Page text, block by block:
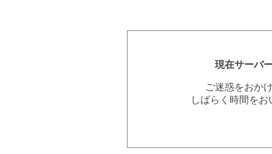
現在サーバ
ご迷惑をおか
しばらく時間を